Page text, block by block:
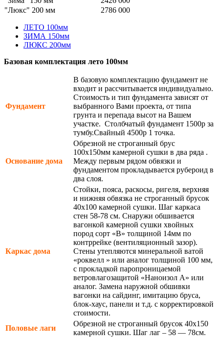
"Люкс" 200 мм
2786 000
ЛЕТО 100мм
ЗИМА 150мм
ЛЮКС 200мм
Базовая комплектация лето 100мм
Фундамент
В базовую комплектацию фундамент не
входит и рассчитывается индивидуально.
Стоимость и тип фундамента зависят от
выбранного Вами проекта, от типа
грунта и перепада высот на Вашем
участке. Столбчатый фундамент 1500р за
тумбу.Свайный 4500р 1 точка.
Основание дома
Обрезной не строганный брус
100х150мм камерной сушки в два ряда .
Между первым рядом обвязки и
фундаментом прокладывается рубероид в
два слоя.
Каркас дома
Стойки, пояса, раскосы, ригеля, верхняя
и нижняя обвязка не строганный брусок
40х100 камерной сушки. Шаг каркаса
стен 58-78 см. Снаружи обшивается
вагонкой камерной сушки хвойных
пород сорт «В» толщиной 14мм по
контррейке (вентиляционный зазор).
Стены утепляются минеральной ватой
«роквелл » или аналог толщиной 100 мм,
с прокладкой паропроницаемой
ветровлагозащитой «Наноизол А» или
аналог. Замена наружной обшивки
вагонки на сайдинг, имитацию бруса,
блок-хаус, панели и т.д. с корректировкой
стоимости.
Половые лаги
Обрезной не строганный брусок 40х150
камерной сушки. Шаг лаг – 58 — 78см.